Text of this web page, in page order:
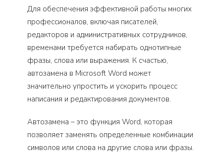
Для обеспечения эффективной работы многих
профессионалов, включая писателей,
редакторов и административных сотрудников,
временами требуется набирать однотипные
фразы, слова или выражения. К счастью,
автозамена в Microsoft Word может
значительно упростить и ускорить процесс
написания и редактирования документов.
Автозамена – это функция Word, которая
позволяет заменять определенные комбинации
символов или слова на другие слова или фразы.